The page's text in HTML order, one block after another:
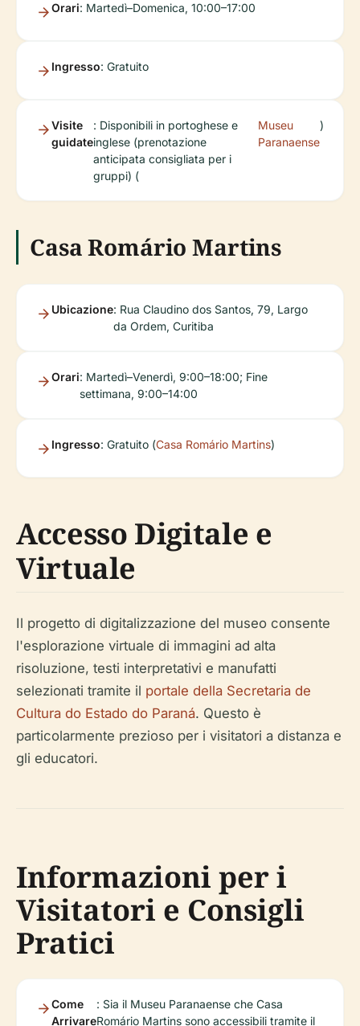
Orari: Martedì–Domenica, 10:00–17:00
Ingresso: Gratuito
Visite
guidate
: Disponibili in portoghese e
inglese (prenotazione
anticipata consigliata per i
gruppi) (
Museu
Paranaense
)
Casa Romário Martins
Ubicazione: Rua Claudino dos Santos, 79, Largo
da Ordem, Curitiba
Orari: Martedì–Venerdì, 9:00–18:00; Fine
settimana, 9:00–14:00
Ingresso: Gratuito (Casa Romário Martins)
Accesso Digitale e
Virtuale
Il progetto di digitalizzazione del museo consente
l'esplorazione virtuale di immagini ad alta
risoluzione, testi interpretativi e manufatti
selezionati tramite il portale della Secretaria de
Cultura do Estado do Paraná. Questo è
particolarmente prezioso per i visitatori a distanza e
gli educatori.
Informazioni per i
Visitatori e Consigli
Pratici
Come
Arrivare
: Sia il Museu Paranaense che Casa
Romário Martins sono accessibili tramite il